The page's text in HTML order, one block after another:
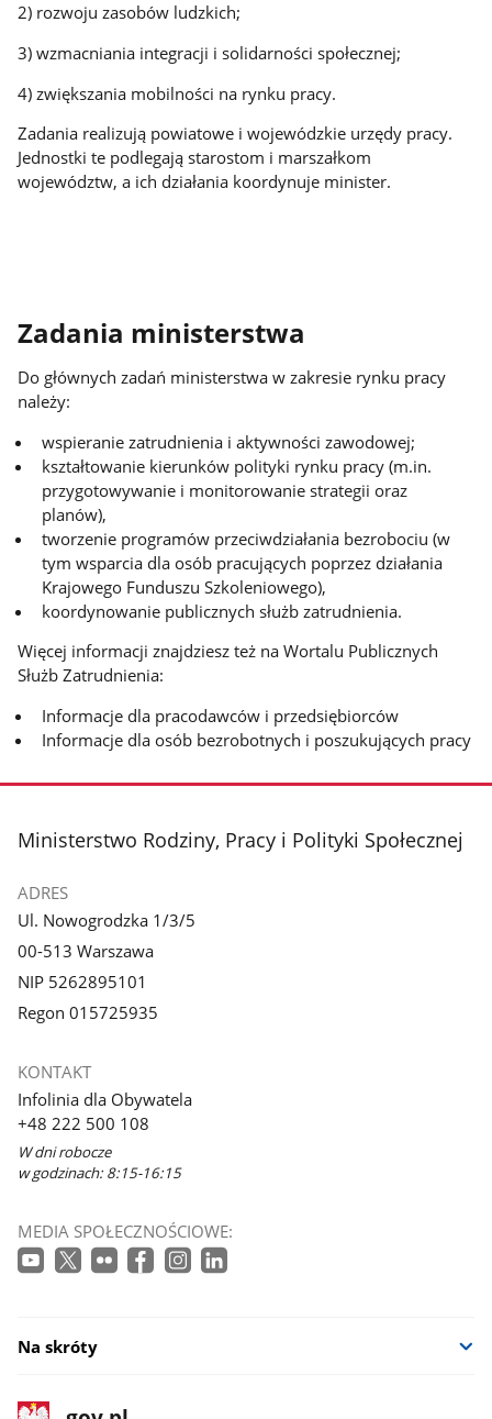
2) rozwoju zasobów ludzkich;
3) wzmacniania integracji i solidarności społecznej;
4) zwiększania mobilności na rynku pracy.
Zadania realizują powiatowe i wojewódzkie urzędy pracy.
Jednostki te podlegają starostom i marszałkom
województw, a ich działania koordynuje minister.
Zadania ministerstwa
Do głównych zadań ministerstwa w zakresie rynku pracy
należy:
wspieranie zatrudnienia i aktywności zawodowej;
kształtowanie kierunków polityki rynku pracy (m.in.
przygotowywanie i monitorowanie strategii oraz
planów),
tworzenie programów przeciwdziałania bezrobociu (w
tym wsparcia dla osób pracujących poprzez działania
Krajowego Funduszu Szkoleniowego),
koordynowanie publicznych służb zatrudnienia.
Więcej informacji znajdziesz też na Wortalu Publicznych
Służb Zatrudnienia:
Informacje dla pracodawców i przedsiębiorców
Informacje dla osób bezrobotnych i poszukujących pracy
stopka
Ministerstwo Rodziny, Pracy i Polityki Społecznej
ADRES
Ul. Nowogrodzka 1/3/5
00-513 Warszawa
NIP 5262895101
Regon 015725935
KONTAKT
Infolinia dla Obywatela
+48 222 500 108
W dni robocze
w godzinach: 8:15-16:15
MEDIA SPOŁECZNOŚCIOWE:
Na skróty
stopka